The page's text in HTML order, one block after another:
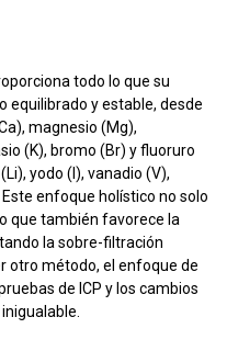
todo lo que su
equilibrado y estable, desde
magnesio (Mg),
(K), bromo (Br) y fluoruro
yodo (I), vanadio (V),
enfoque holístico no solo
que también favorece la
la sobre-filtración
otro método, el enfoque de
de ICP y los cambios